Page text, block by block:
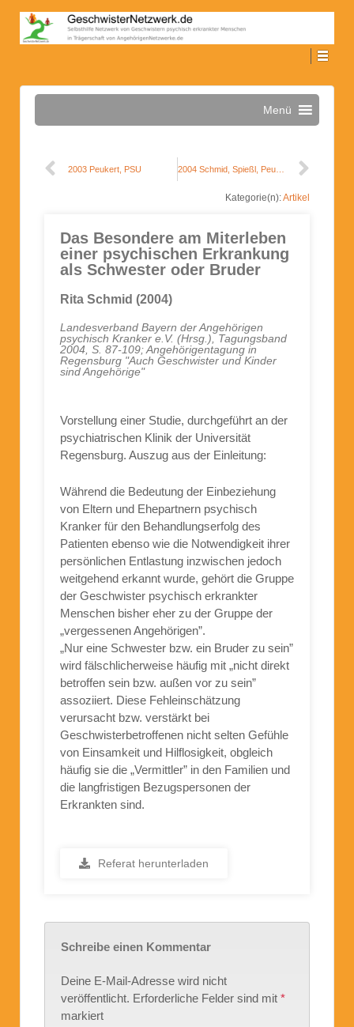
Menü
2003 Peukert, PSU 2004 Schmid, Spießl, Peukert, PsychPrax
Kategorie(n):Artikel
Das Besondere am Miterleben
einer psychischen Erkrankung
als Schwester oder Bruder
Rita Schmid (2004)
Landesverband Bayern der Angehörigen
psychisch Kranker e.V. (Hrsg.), Tagungsband
2004, S. 87-109; Angehörigentagung in
Regensburg "Auch Geschwister und Kinder
sind Angehörige"
Vorstellung einer Studie, durchgeführt an der
psychiatrischen Klinik der Universität
Regensburg. Auszug aus der Einleitung:
Während die Bedeutung der Einbeziehung
von Eltern und Ehepartnern psychisch
Kranker für den Behandlungserfolg des
Patienten ebenso wie die Notwendigkeit ihrer
persönlichen Entlastung inzwischen jedoch
weitgehend erkannt wurde, gehört die Gruppe
der Geschwister psychisch erkrankter
Menschen bisher eher zu der Gruppe der
„vergessenen Angehörigen”.
„Nur eine Schwester bzw. ein Bruder zu sein”
wird fälschlicherweise häufig mit „nicht direkt
betroffen sein bzw. außen vor zu sein”
assoziiert. Diese Fehleinschätzung
verursacht bzw. verstärkt bei
Geschwisterbetroffenen nicht selten Gefühle
von Einsamkeit und Hilflosigkeit, obgleich
häufig sie die „Vermittler” in den Familien und
die langfristigen Bezugspersonen der
Erkrankten sind.
Referat herunterladen
Schreibe einen Kommentar
Deine E-Mail-Adresse wird nicht
veröffentlicht. Erforderliche Felder sind mit *
markiert